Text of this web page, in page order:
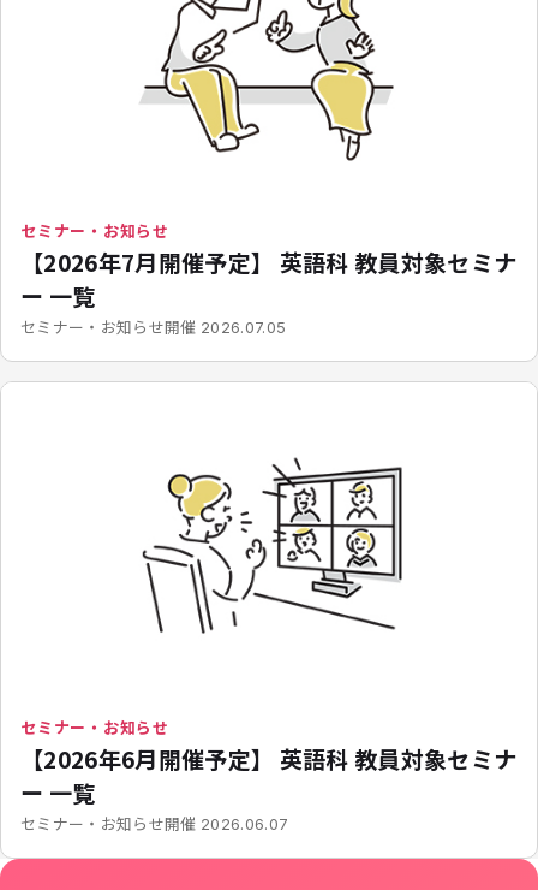
セミナー・お知らせ
【2026年7月開催予定】 英語科 教員対象セミナ
ー 一覧
セミナー・お知らせ開催 2026.07.05
セミナー・お知らせ
【2026年6月開催予定】 英語科 教員対象セミナ
ー 一覧
セミナー・お知らせ開催 2026.06.07